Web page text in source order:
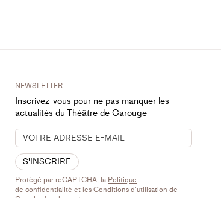
NEWSLETTER
Inscrivez-vous pour ne pas manquer les
actualités du Théâtre de Carouge
S'INSCRIRE
Protégé par reCAPTCHA, la Politique
de confidentialité et les Conditions d'utilisation de